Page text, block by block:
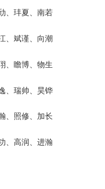
、玤夏、南若
、斌谨、向潮
、瞻博、物生
、瑞帅、昊铧
、照修、加长
、高润、进瀚